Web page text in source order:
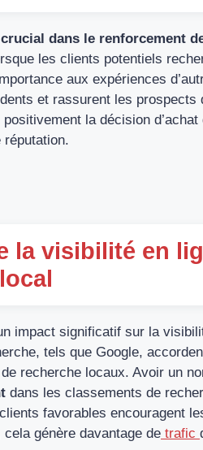
dans le renforcement
les clients potentiels
aux expériences
et rassurent les
la décision
la visibilité en
impact significatif sur la
tels que Google,
recherche locaux. Avoir un
dans les classements de
favorables encouragent
génère davantage de trafic